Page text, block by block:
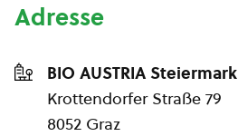
Adresse
BIO AUSTRIA Steiermark
Krottendorfer Straße 79
8052 Graz